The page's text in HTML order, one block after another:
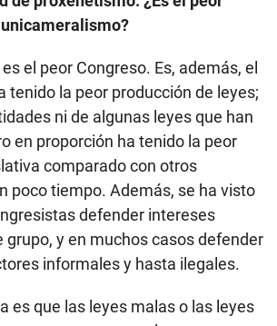
el peor Congreso. Es, además, el
tenido la peor producción de leyes;
ni de algunas leyes que han
en proporción ha tenido la peor
comparado con otros
poco tiempo. Además, se ha visto
defender intereses
grupo, y en muchos casos defender
informales y hasta ilegales.
es que las leyes malas o las leyes